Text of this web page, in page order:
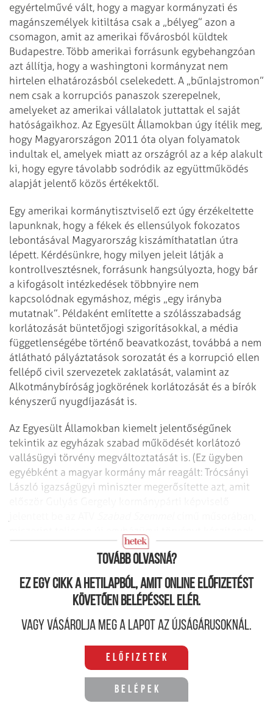
egyértelművé vált, hogy a magyar kormányzati és
magánszemélyek kitiltása csak a „bélyeg” azon a
csomagon, amit az amerikai fővárosból küldtek
Budapestre. Több amerikai forrásunk egybehangzóan
azt állítja, hogy a washingtoni kormányzat nem
hirtelen elhatározásból csele­kedett. A „bűnlajstromon”
nem csak a korrup­ciós panaszok szerepelnek,
amelyeket az amerikai vállalatok juttattak el saját
hatóságaikhoz. Az Egyesült Államokban úgy ítélik meg,
hogy Magyarországon 2011 óta olyan folyamatok
indultak el, amelyek miatt az országról az a kép alakult
ki, hogy egyre távolabb sodródik az együttműködés
alapját jelentő közös értékektől.
Egy amerikai kormánytisztviselő ezt úgy érzékeltette
lapunknak, hogy a fékek és ellensúlyok fokozatos
lebontásával Magyarország kiszámíthatatlan útra
lépett. Kérdésünkre, hogy milyen jeleit látják a
kontrollvesztésnek, forrásunk hangsúlyozta, hogy bár
a kifogásolt intézkedések többnyire nem
kapcsolódnak egymáshoz, mégis „egy irányba
mutatnak”. Példaként említette a szólásszabadság
korlátozását büntetőjogi szigorításokkal, a média
függetlenségébe történő beavatkozást, továbbá a nem
átlátható pályáztatások sorozatát és a korrupció ellen
fellépő civil szervezetek zaklatását, valamint az
Alkotmánybíróság jogkörének korlátozását és a bírók
kényszerű nyugdíjazását is.
Az Egyesült Államokban kiemelt jelentőségűnek
tekintik az egyházak szabad működését korlátozó
vallásügyi törvény megváltoztatását is. (Ez ügyben
egyébként a magyar kormány már reagált: Trócsányi
László igazságügyi miniszter megerősítette azt, amit
amely jövő tavasszal kerülhet a parlament elé.)
Tovább olvasná?
Ez egy cikk a hetilapból, amit online előfizetést
követően belépéssel elér.
Vagy vásárolja meg a lapot az újságárusoknál.
Előfizetek
Belépek